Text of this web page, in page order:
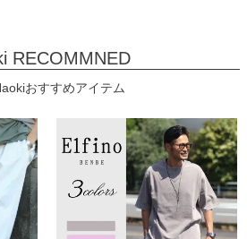
RECOMMNED
おすすめアイテム